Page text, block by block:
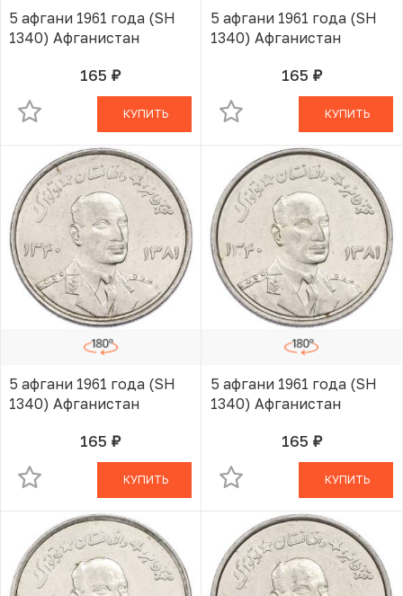
5 афгани 1961 года (SH
1340) Афганистан
165 руб.В КОРЗИНЕ
КУПИТЬ
5 афгани 1961 года (SH
1340) Афганистан
165 руб.В КОРЗИНЕ
КУПИТЬ
5 афгани 1961 года (SH
1340) Афганистан
165 руб.В КОРЗИНЕ
КУПИТЬ
5 афгани 1961 года (SH
1340) Афганистан
165 руб.В КОРЗИНЕ
КУПИТЬ